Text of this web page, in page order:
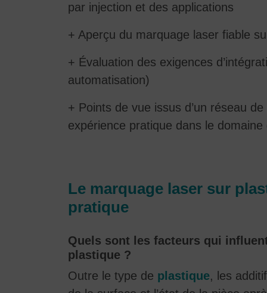
par injection et des applications
+ Aperçu du marquage laser fiable
+ Évaluation des exigences
automatisation)
+ Points de vue issus d’un réseau
expérience pratique dans le domaine
Le marquage laser sur
pratique
Quels sont les facteurs qui
plastique ?
Outre le type de plastique, les